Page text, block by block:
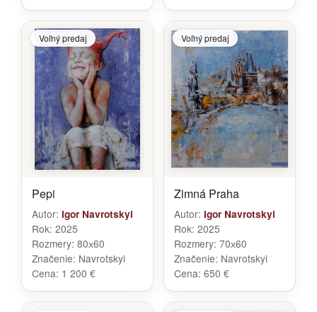
Voľný predaj
Pepi
Autor: Igor Navrotskyi
Rok: 2025
Rozmery: 80х60
Značenie: Navrotskyi
Cena: 1 200 €
Voľný predaj
Zimná Praha
Autor: Igor Navrotskyi
Rok: 2025
Rozmery: 70х60
Značenie: Navrotskyi
Cena: 650 €